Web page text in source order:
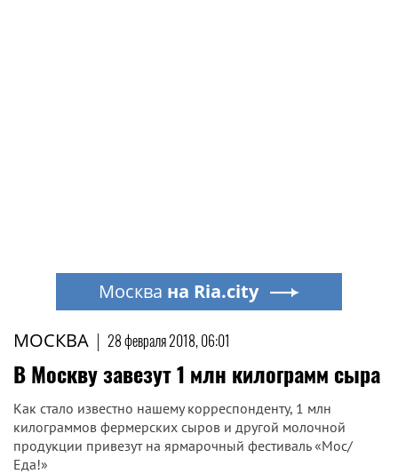
МОСКВА | 28 февраля 2018, 06:01
В Москву завезут 1 млн килограмм сыра
Как стало известно нашему корреспонденту, 1 млн
килограммов фермерских сыров и другой молочной
продукции привезут на ярмарочный фестиваль «Мос/
Еда!»
Москва на Ria.city